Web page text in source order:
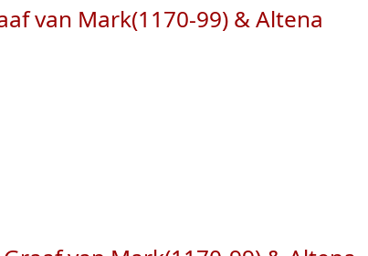
van Mark(1170-99) & Altena